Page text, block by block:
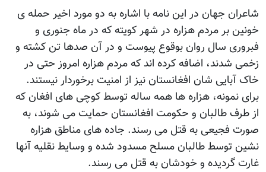
شاعران جهان در این نامه با اشاره به دو مورد اخیر حمله ی
خونین بر مردم هزاره در شهر کویته که در ماه جنوری و
فبروری سال روان بوقوع پیوست و در آن صدها تن کشته و
زخمی شدند، اضافه کرده اند که مردم هزاره امروز حتی در
خاک آبایی شان افغانستان نیز از امنیت برخوردار نیستند.
برای نمونه، هزاره ها همه ساله توسط کوچی های افغان که
از طرف طالبان و حکومت افغانستان حمایت می شوند، به
صورت فجیعی به قتل می رسند. جاده های مناطق هزاره
نشین توسط طالبان مسلح مسدود شده و وسایط نقلیه آنها
غارت گردیده و خودشان به قتل می رسند.